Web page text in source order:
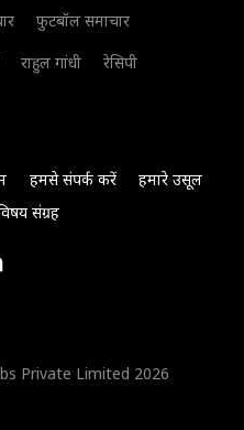
फुटबॉल समाचार
राहुल गांधी
रेसिपी
हमसे संपर्क करें
हमारे उसूल
संग्रह
Private Limited 2026